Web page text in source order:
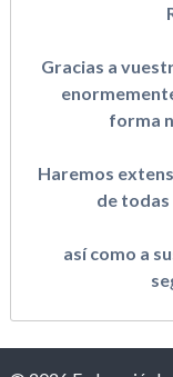
Gracias a
forma
Haremos
de todas
así como a